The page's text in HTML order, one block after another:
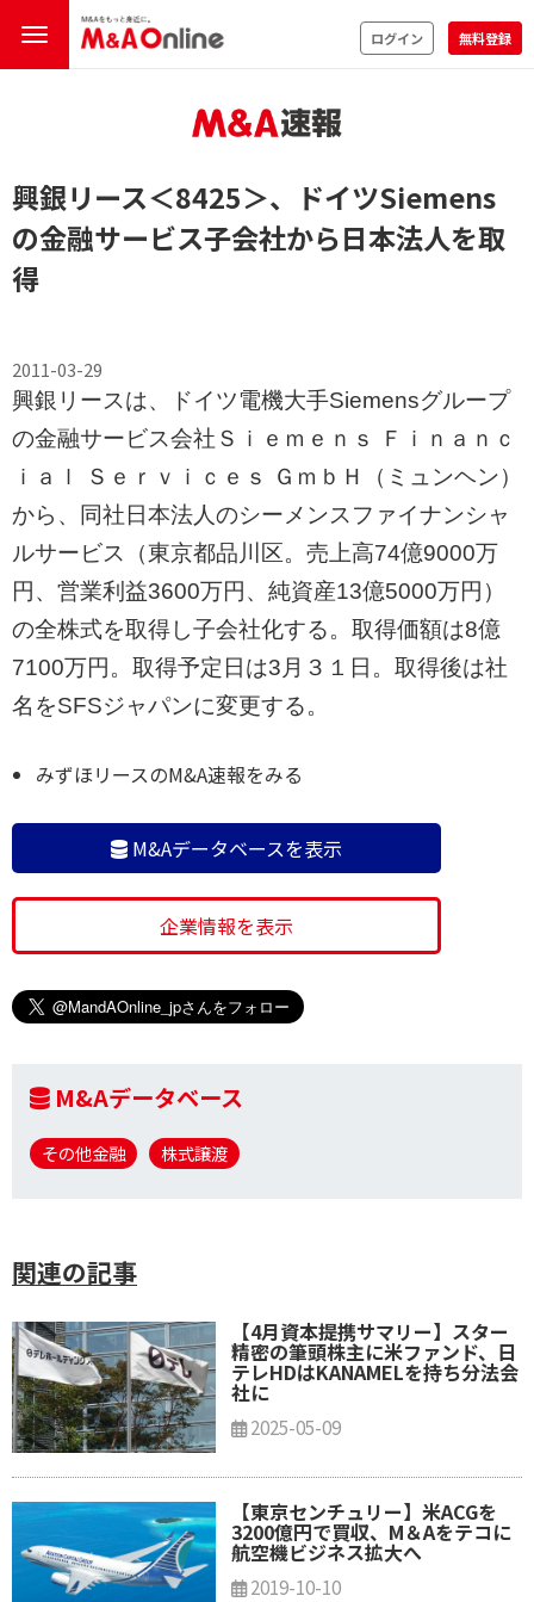
ログイン 無料登録
興銀リース＜8425＞、ドイツSiemens
の金融サービス子会社から日本法人を取
得
2011-03-29
興銀リースは、ドイツ電機大手Siemensグループ
の金融サービス会社Ｓｉｅｍｅｎｓ Ｆｉｎａｎｃ
ｉａｌ Ｓｅｒｖｉｃｅｓ ＧｍｂＨ（ミュンヘン）
から、同社日本法人のシーメンスファイナンシャ
ルサービス（東京都品川区。売上高74億9000万
円、営業利益3600万円、純資産13億5000万円）
の全株式を取得し子会社化する。取得価額は8億
7100万円。取得予定日は3月３１日。取得後は社
名をSFSジャパンに変更する。
みずほリースのM&A速報をみる
M&Aデータベースを表示
企業情報を表示
M&Aデータベース
その他金融 株式譲渡
関連の記事
【4月資本提携サマリー】スター
精密の筆頭株主に米ファンド、日
テレHDはKANAMELを持ち分法会
社に
2025-05-09
【東京センチュリー】米ACGを
3200億円で買収、M＆Aをテコに
航空機ビジネス拡大へ
2019-10-10